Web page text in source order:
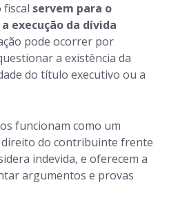
fiscal servem para o
execução da dívida
pode ocorrer por
a existência da
do título executivo ou a
funcionam como um
do contribuinte frente
indevida, e oferecem a
argumentos e provas